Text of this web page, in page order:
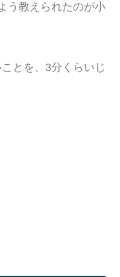
う教えられたのが小
とを、3分くらいじ